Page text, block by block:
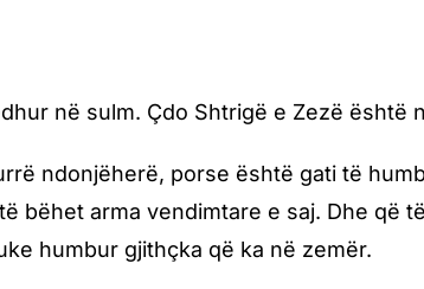
në sulm. Çdo Shtrigë e Zezë është
ndonjëherë, porse është gati të
bëhet arma vendimtare e saj. Dhe që
humbur gjithçka që ka në zemër.